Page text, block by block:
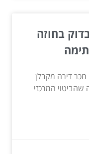
בחוזה
מכר דירה מקבלן
המרכזי